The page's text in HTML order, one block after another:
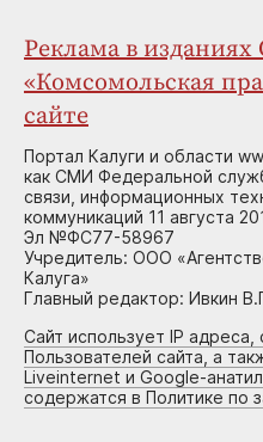
Реклама в
«Комсомольская
сайте
Портал Калуги и области
как СМИ Федеральной
связи, информационных
коммуникаций 11 августа
Эл №ФС77-58967
Учредитель: ООО
Калуга»
Главный редактор: Ивкин
Сайт использует IP
Пользователей сайта, а
Liveinternet и Google-
содержатся в Политике по